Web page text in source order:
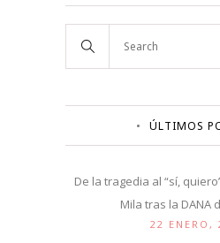
ÚLTIMOS
De la tragedia al “sí,
Mila tras la DANA
22 ENERO,